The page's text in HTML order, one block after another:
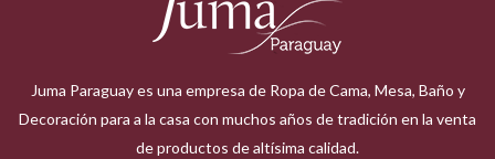
Juma Paraguay es una empresa de Ropa de Cama, Mesa, Baño y
Decoración para a la casa con muchos años de tradición en la venta
de productos de altísima calidad.